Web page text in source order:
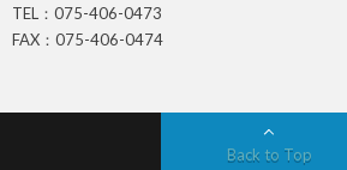
TEL：075-406-0473
FAX：075-406-0474
Back to Top